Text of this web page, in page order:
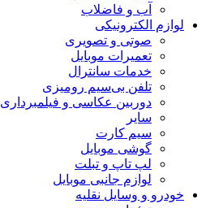
آب و فاضلاب
لوازم الکترونیکی
صوتی و تصویری
تعمیرات موبایل
خدمات سانترال
تلفن بی‌سیم رومیزی
دوربین عکاسی و فیلمبرداری
سایر
سیم کارت
گوشی موبایل
لپ تاپ و تبلت
لوازم جانبی موبایل
خودرو و وسایل نقلیه